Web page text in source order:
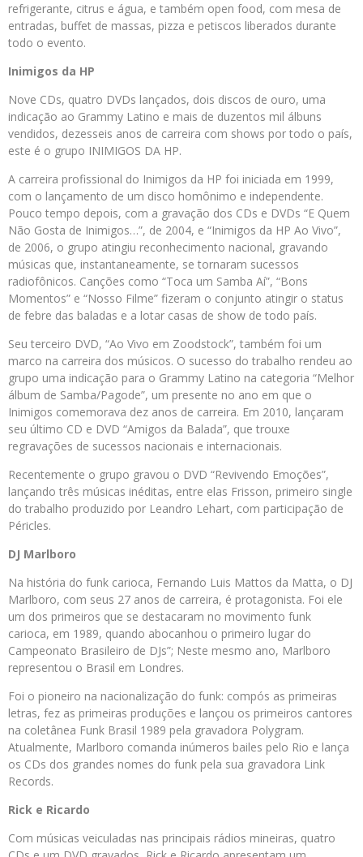
refrigerante, citrus e água, e também open food, com mesa de
entradas, buffet de massas, pizza e petiscos liberados durante
todo o evento.
Inimigos da HP
Nove CDs, quatro DVDs lançados, dois discos de ouro, uma
indicação ao Grammy Latino e mais de duzentos mil álbuns
vendidos, dezesseis anos de carreira com shows por todo o país,
este é o grupo INIMIGOS DA HP.
A carreira profissional do Inimigos da HP foi iniciada em 1999,
com o lançamento de um disco homônimo e independente.
Pouco tempo depois, com a gravação dos CDs e DVDs “E Quem
Não Gosta de Inimigos…”, de 2004, e “Inimigos da HP Ao Vivo”,
de 2006, o grupo atingiu reconhecimento nacional, gravando
músicas que, instantaneamente, se tornaram sucessos
radiofônicos. Canções como “Toca um Samba Aí”, “Bons
Momentos” e “Nosso Filme” fizeram o conjunto atingir o status
de febre das baladas e a lotar casas de show de todo país.
Seu terceiro DVD, “Ao Vivo em Zoodstock”, também foi um
marco na carreira dos músicos. O sucesso do trabalho rendeu ao
grupo uma indicação para o Grammy Latino na categoria “Melhor
álbum de Samba/Pagode”, um presente no ano em que o
Inimigos comemorava dez anos de carreira. Em 2010, lançaram
seu último CD e DVD “Amigos da Balada”, que trouxe
regravações de sucessos nacionais e internacionais.
Recentemente o grupo gravou o DVD “Revivendo Emoções”,
lançando três músicas inéditas, entre elas Frisson, primeiro single
do trabalho produzido por Leandro Lehart, com participação de
Péricles.
DJ Marlboro
Na história do funk carioca, Fernando Luis Mattos da Matta, o DJ
Marlboro, com seus 27 anos de carreira, é protagonista. Foi ele
um dos primeiros que se destacaram no movimento funk
carioca, em 1989, quando abocanhou o primeiro lugar do
Campeonato Brasileiro de DJs”; Neste mesmo ano, Marlboro
representou o Brasil em Londres.
Foi o pioneiro na nacionalização do funk: compós as primeiras
letras, fez as primeiras produções e lançou os primeiros cantores
na coletânea Funk Brasil 1989 pela gravadora Polygram.
Atualmente, Marlboro comanda inúmeros bailes pelo Rio e lança
os CDs dos grandes nomes do funk pela sua gravadora Link
Records.
Rick e Ricardo
Com músicas veiculadas nas principais rádios mineiras, quatro